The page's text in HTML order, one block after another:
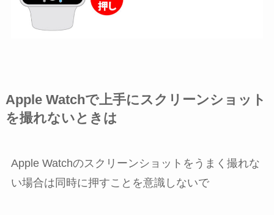
Apple Watchで上手にスクリーンショット
を撮れないときは
Apple Watchのスクリーンショットをうまく撮れな
い場合は同時に押すことを意識しないで